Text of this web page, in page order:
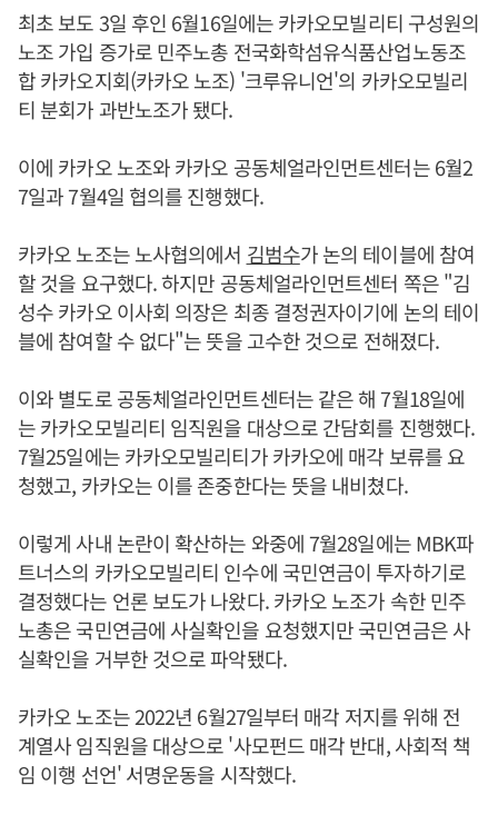
최초 보도 3일 후인 6월16일에는 카카오모빌리티 구성원의
노조 가입 증가로 민주노총 전국화학섬유식품산업노동조
합 카카오지회(카카오 노조) '크루유니언'의 카카오모빌리
티 분회가 과반노조가 됐다.
이에 카카오 노조와 카카오 공동체얼라인먼트센터는 6월2
7일과 7월4일 협의를 진행했다.
카카오 노조는 노사협의에서 김범수가 논의 테이블에 참여
할 것을 요구했다. 하지만 공동체얼라인먼트센터 쪽은 "김
성수 카카오 이사회 의장은 최종 결정권자이기에 논의 테이
블에 참여할 수 없다"는 뜻을 고수한 것으로 전해졌다.
이와 별도로 공동체얼라인먼트센터는 같은 해 7월18일에
는 카카오모빌리티 임직원을 대상으로 간담회를 진행했다.
7월25일에는 카카오모빌리티가 카카오에 매각 보류를 요
청했고, 카카오는 이를 존중한다는 뜻을 내비쳤다.
이렇게 사내 논란이 확산하는 와중에 7월28일에는 MBK파
트너스의 카카오모빌리티 인수에 국민연금이 투자하기로
결정했다는 언론 보도가 나왔다. 카카오 노조가 속한 민주
노총은 국민연금에 사실확인을 요청했지만 국민연금은 사
실확인을 거부한 것으로 파악됐다.
카카오 노조는 2022년 6월27일부터 매각 저지를 위해 전
계열사 임직원을 대상으로 '사모펀드 매각 반대, 사회적 책
임 이행 선언' 서명운동을 시작했다.